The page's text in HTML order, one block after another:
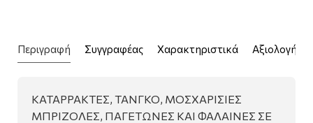
Περιγραφή Συγγραφέας Χαρακτηριστικά
ΚΑΤΑΡΡΑΚΤΕΣ, ΤΑΝΓΚΟ, ΜΟΣΧΑΡΙΣΙΕΣ
ΜΠΡΙΖΟΛΕΣ, ΠΑΓΕΤΩΝΕΣ ΚΑΙ ΦΑΛΑΙΝΕΣ ΣΕ